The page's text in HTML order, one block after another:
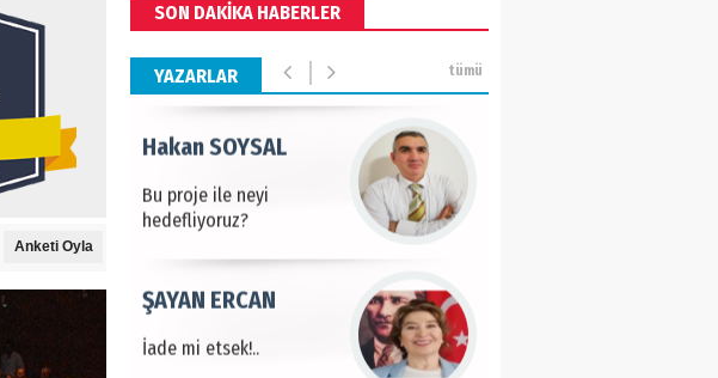
Anketi Oyla
SON DAKİKA HABERLER
YAZARLAR tümü
Türkiye tarımla para
kazanır..
Bu proje ile neyi
hedefliyoruz?
Hakan SOYSAL
İade mi etsek!..
ŞAYAN ERCAN